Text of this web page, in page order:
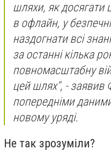
шляхи, як досягати
в офлайн, у
наздогнати всі
за останні кілька
повномасштабну
цей шлях", - заявив
попередніми
новому уряді.
Не так зрозуміли?